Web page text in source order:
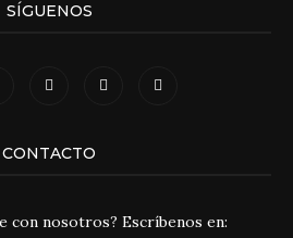
SÍGUENOS
CONTACTO
con nosotros? Escríbenos en: